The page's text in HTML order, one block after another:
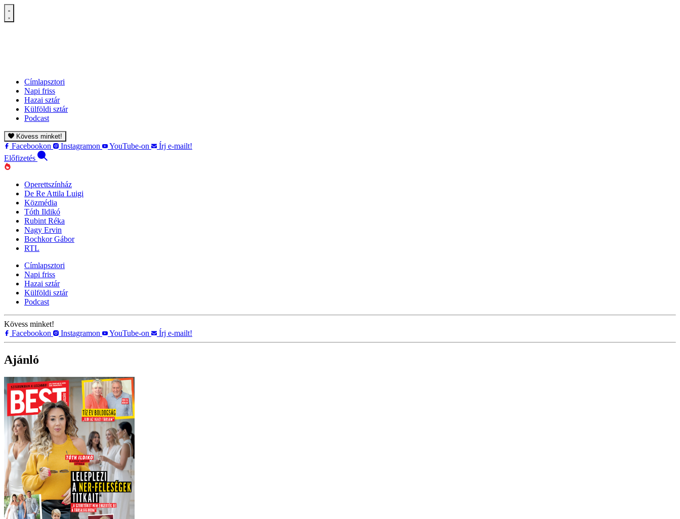
Címlapsztori
Napi friss
Hazai sztár
Külföldi sztár
Podcast
Kövess minket!
Facebookon Instagramon YouTube-on
Írj e-mailt!
Előfizetés
Operettszínház
De Re Attila Luigi
Közmédia
Tóth Ildikó
Rubint Réka
Nagy Ervin
Bochkor Gábor
RTL
Címlapsztori
Napi friss
Hazai sztár
Külföldi sztár
Podcast
Kövess minket!
Facebookon
Instagramon YouTube-on Írj e-mailt!
Ajánló